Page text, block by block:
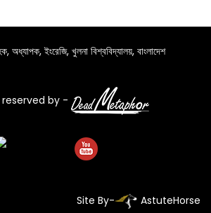
অধ্যাপক, ইংরেজি, খুলনা বিশ্ববিদ্যালয়, বাংলাদেশ
by -
Site By- AstuteHorse